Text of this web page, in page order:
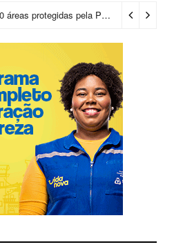
Salvador chegará a 640 áreas protegidas pela Prefeitura com investimentos em contenções de encostas e prevenção de riscos